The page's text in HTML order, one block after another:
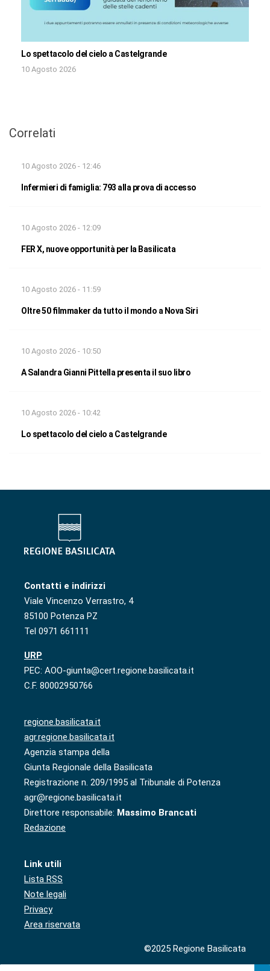
Lo spettacolo del cielo a Castelgrande
10 Agosto 2026
Correlati
10 Agosto 2026 - 12:46
Infermieri di famiglia: 793 alla prova di accesso
10 Agosto 2026 - 12:09
FER X, nuove opportunità per la Basilicata
10 Agosto 2026 - 11:59
Oltre 50 filmmaker da tutto il mondo a Nova Siri
10 Agosto 2026 - 10:50
A Salandra Gianni Pittella presenta il suo libro
10 Agosto 2026 - 10:42
Lo spettacolo del cielo a Castelgrande
Contatti e indirizzi
Viale Vincenzo Verrastro, 4
85100 Potenza PZ
Tel 0971 661111
URP
PEC: AOO-giunta@cert.regione.basilicata.it
C.F. 80002950766
regione.basilicata.it
agr.regione.basilicata.it
Agenzia stampa della
Giunta Regionale della Basilicata
Registrazione n. 209/1995 al Tribunale di Potenza
agr@regione.basilicata.it
Direttore responsabile: Massimo Brancati
Redazione
Link utili
Lista RSS
Note legali
Privacy
Area riservata
©2025 Regione Basilicata